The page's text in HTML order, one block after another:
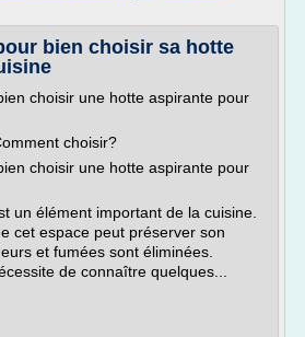
bien choisir sa hotte
choisir une hotte aspirante pour
choisir?
choisir une hotte aspirante pour
un élément important de la cuisine.
cet espace peut préserver son
et fumées sont éliminées.
de connaître quelques...